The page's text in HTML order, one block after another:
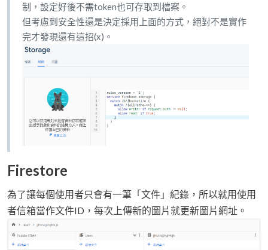
制，設定好後不需token也可存取到檔案。
但考慮到安全性還是決定採用上面的方式，絕對不是實作
完才發現還有這招(x)。
Firestore
為了讓每個使用者只會有一筆「文件」紀錄，所以就用使用
者信箱當作文件ID，每次上傳新的圖片就更新圖片網址。